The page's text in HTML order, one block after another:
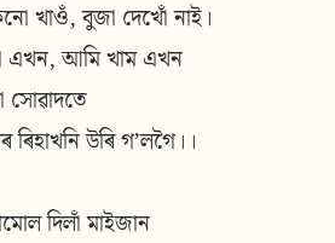
খাওঁ, বুজা দেখোঁ নাই।
এখন, আমি খাম এখন
সোৱাদতে
উৰি গʼলগৈ।।
দিলাঁ মাইজান